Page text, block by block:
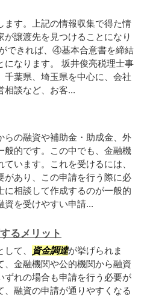
ます。上記の情報収集で得た情
譲渡先を見つけることになり
できれば、④基本合意書を締結
になります。 坂井俊亮税理士事
千葉県、埼玉県を中心に、会社
相談など、お客...
らの融資や補助金・助成金、外
般的です。この中でも、金融機
います。これを受けるには、
があり、この申請を行う際に必
に相談して作成するのが一般的
資を受けやすい申請...
るメリット
て、 資金調達が挙げられま
、金融機関や公的機関から融資
ずれの場合も申請を行う必要が
、融資の申請が通りやすくなる